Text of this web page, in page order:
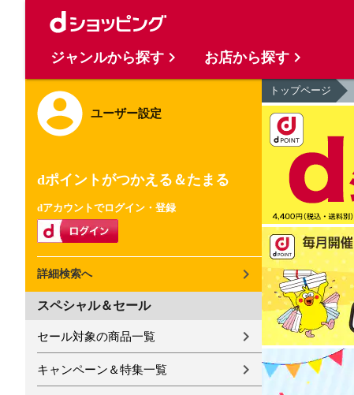
ユーザー設定
dポイントがつかえる＆たまる
dアカウントでログイン・登録
詳細検索へ
スペシャル＆セール
セール対象の商品一覧
キャンペーン＆特集一覧
トップページ
ジャンルから探す お店から探す